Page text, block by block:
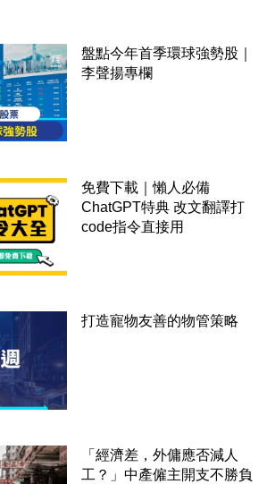
盤點今年首季環球強勢股｜
李聲揚專欄
免費下載｜懶人必備
ChatGPT特典 改文翻譯打
code指令直接用
打造寵物友善的物管策略
「經濟差，外傭應否減人
工？」中產僱主開支不勝負